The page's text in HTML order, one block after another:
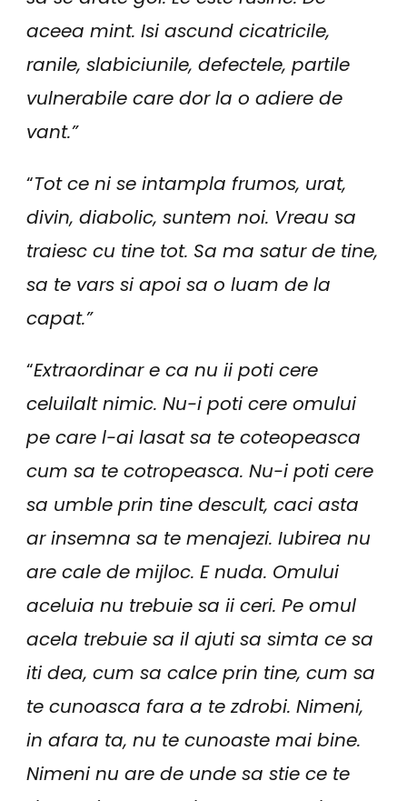
aceea mint. Isi ascund cicatricile,
ranile, slabiciunile, defectele, partile
vulnerabile care dor la o adiere de
vant.”
“Tot ce ni se intampla frumos, urat,
divin, diabolic, suntem noi. Vreau sa
traiesc cu tine tot. Sa ma satur de tine,
sa te vars si apoi sa o luam de la
capat.”
“Extraordinar e ca nu ii poti cere
celuilalt nimic. Nu-i poti cere omului
pe care l-ai lasat sa te coteopeasca
cum sa te cotropeasca. Nu-i poti cere
sa umble prin tine descult, caci asta
ar insemna sa te menajezi. Iubirea nu
are cale de mijloc. E nuda. Omului
aceluia nu trebuie sa ii ceri. Pe omul
acela trebuie sa il ajuti sa simta ce sa
iti dea, cum sa calce prin tine, cum sa
te cunoasca fara a te zdrobi. Nimeni,
in afara ta, nu te cunoaste mai bine.
Nimeni nu are de unde sa stie ce te